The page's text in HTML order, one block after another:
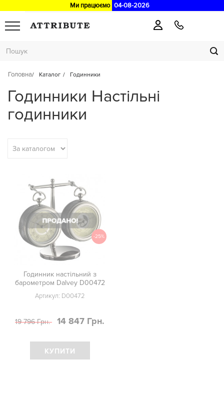
Ми працюємо 04-08-2026
Головна Каталог Годинники
Годинники Настільні
годинники
-25%
Годинник настільний з
барометром Dalvey D00472
Артикул: D00472
19 796 Грн. 14 847 Грн.
КУПИТИ